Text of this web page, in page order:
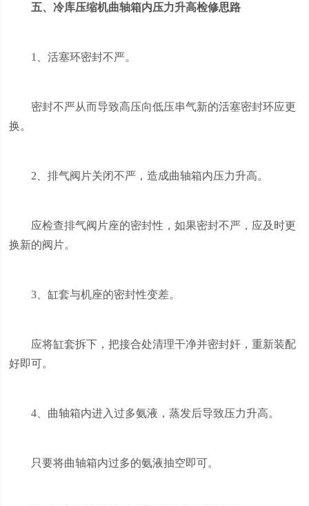
五、冷库压缩机曲轴箱内压力升高检修思路
1、活塞环密封不严。
密封不严从而导致高压向低压串气新的活塞密封环应更
换。
2、排气阀片关闭不严，造成曲轴箱内压力升高。
应检查排气阀片座的密封性，如果密封不严，应及时更
换新的阀片。
3、缸套与机座的密封性变差。
应将缸套拆下，把接合处清理干净并密封奸，重新装配
好即可。
4、曲轴箱内进入过多氨液，蒸发后导致压力升高。
只要将曲轴箱内过多的氨液抽空即可。